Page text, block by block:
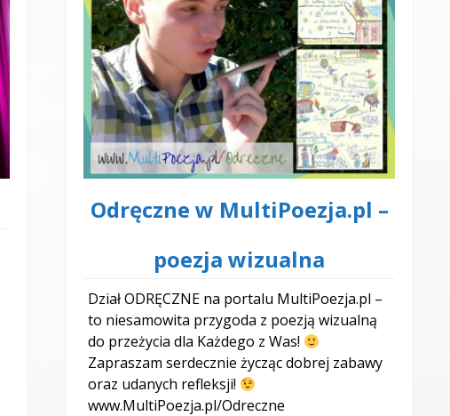
Odręczne w MultiPoezja.pl –
poezja wizualna
Dział ODRĘCZNE na portalu MultiPoezja.pl –
to niesamowita przygoda z poezją wizualną
do przeżycia dla Każdego z Was!
Zapraszam serdecznie życząc dobrej zabawy
oraz udanych refleksji!
www.MultiPoezja.pl/Odreczne